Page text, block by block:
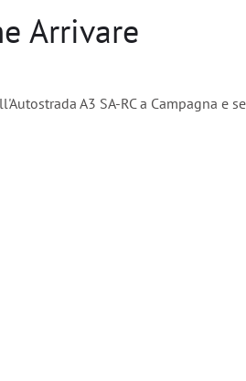
Arrivare
A3 SA-RC a Campagna e